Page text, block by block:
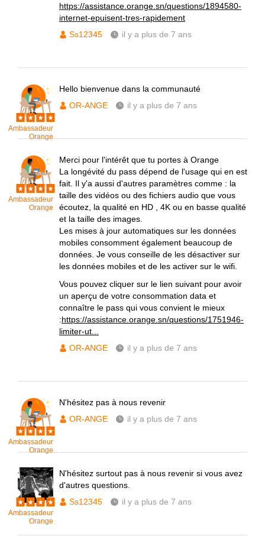
https://assistance.orange.sn/questions/1894580-
internet-epuisent-tres-rapidement
Ss12345
il y a plus de 7 ans
Ambassadeur
Orange
Hello bienvenue dans la communauté
OR-ANGE
il y a plus de 7 ans
Ambassadeur
Orange
Merci pour l'intérêt que tu portes à Orange
La longévité du pass dépend de l'usage qui en est
fait. Il y'a aussi d'autres paramètres comme : la
taille des vidéos ou des fichiers audio que vous
écoutez, la qualité en HD , 4K ou en basse qualité
et la taille des images.
Les mises à jour automatiques sur les données
mobiles consomment également beaucoup de
données. Je vous conseille de les désactiver sur
les données mobiles et de les activer sur le wifi.
Vous pouvez cliquer sur le lien suivant pour avoir
un aperçu de votre consommation data et
connaître le pass qui vous convient le mieux
:https://assistance.orange.sn/questions/1751946-
limiter-ut...
OR-ANGE
il y a plus de 7 ans
Ambassadeur
Orange
N'hésitez pas à nous revenir
OR-ANGE
il y a plus de 7 ans
Ambassadeur
Orange
N'hésitez surtout pas à nous revenir si vous avez
d'autres questions.
Ss12345
il y a plus de 7 ans